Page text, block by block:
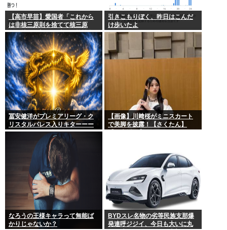
【高市早苗】愛国者「これから
は非核三原則を捨てて核三原
則。持つ！撃つ！勝つ！核戦争
には慣れている、試してみる
か？」
引きこもりぼく、昨日はこんだ
け歩いたよ
冨安健洋がプレミアリーグ・ク
リスタルパレス入りキターーー
ーーー！
【画像】川﨑桜がミニスカート
で美脚を披露！【さくたん】
なろうの王様キャラって無能ば
かりじゃないか？
BYDスレ名物の劣等民族支那爆
発連呼ジジイ、今日も大いに丸